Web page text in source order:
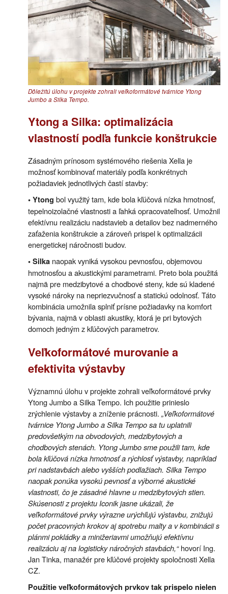
Dôležitú úlohu v projekte zohrali veľkoformátové tvárnice Ytong
Jumbo a Silka Tempo.
Ytong a Silka: optimalizácia
vlastností podľa funkcie konštrukcie
Zásadným prínosom systémového riešenia Xella je
možnosť kombinovať materiály podľa konkrétnych
požiadaviek jednotlivých častí stavby:
• Ytong bol využitý tam, kde bola kľúčová nízka hmotnosť,
tepelnoizolačné vlastnosti a ľahká opracovateľnosť. Umožnil
efektívnu realizáciu nadstavieb a detailov bez nadmerného
zaťaženia konštrukcie a zároveň prispel k optimalizácii
energetickej náročnosti budov.
• Silka naopak vyniká vysokou pevnosťou, objemovou
hmotnosťou a akustickými parametrami. Preto bola použitá
najmä pre medzibytové a chodbové steny, kde sú kladené
vysoké nároky na nepriezvučnosť a statickú odolnosť. Táto
kombinácia umožnila splniť prísne požiadavky na komfort
bývania, najmä v oblasti akustiky, ktorá je pri bytových
domoch jedným z kľúčových parametrov.
Veľkoformátové murovanie a
efektivita výstavby
Významnú úlohu v projekte zohrali veľkoformátové prvky
Ytong Jumbo a Silka Tempo. Ich použitie prinieslo
zrýchlenie výstavby a zníženie prácnosti. „Veľkoformátové
tvárnice Ytong Jumbo a Silka Tempo sa tu uplatnili
predovšetkým na obvodových, medzibytových a
chodbových stenách. Ytong Jumbo sme použili tam, kde
bola kľúčová nízka hmotnosť a rýchlosť výstavby, napríklad
pri nadstavbách alebo vyšších podlažiach. Silka Tempo
naopak ponúka vysokú pevnosť a výborné akustické
vlastnosti, čo je zásadné hlavne u medzibytových stien.
Skúsenosti z projektu Iconik jasne ukázali, že
veľkoformátové prvky výrazne urýchľujú výstavbu, znižujú
počet pracovných krokov aj spotrebu malty a v kombinácii s
plánmi pokládky a minižeriavmi umožňujú efektívnu
realizáciu aj na logisticky náročných stavbách,“hovorí Ing.
Jan Tinka, manažér pre kľúčové projekty spoločnosti Xella
CZ.
Použitie veľkoformátových prvkov tak prispelo nielen